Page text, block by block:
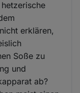
erklären,
Soße zu
und
ab?